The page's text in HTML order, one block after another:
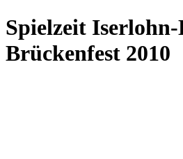
Spielzeit
Brückenfest 2010